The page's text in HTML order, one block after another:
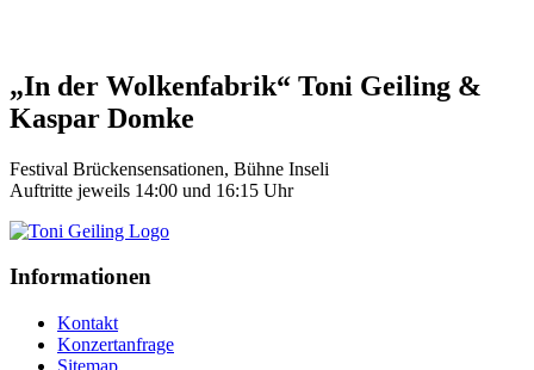
„In der Wolkenfabrik“ Toni Geiling &
Kaspar Domke
Festival Brückensensationen, Bühne Inseli
Auftritte jeweils 14:00 und 16:15 Uhr
Informationen
Kontakt
Konzertanfrage
Sitemap